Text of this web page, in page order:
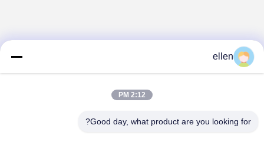
ellen
2:12 PM
Good day, what product are you looking for?